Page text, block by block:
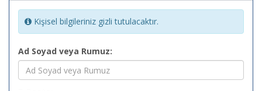
Kişisel bilgileriniz gizli tutulacaktır.
Ad Soyad veya Rumuz: